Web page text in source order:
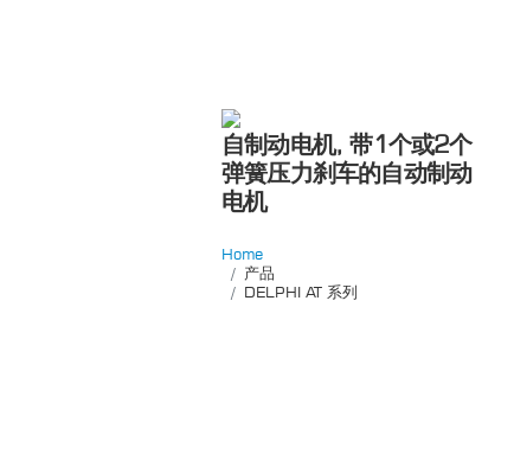
自制动电机, 带1个或2个
弹簧压力刹车的自动制动
电机
Home
产品
DELPHI AT 系列